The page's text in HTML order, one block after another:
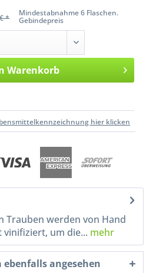
Mindestabnahme 6 Flaschen.
Gebindepreis
*
Warenkorb
hier klicken
Trauben werden von Hand
vinifiziert, um die... mehr
angesehen